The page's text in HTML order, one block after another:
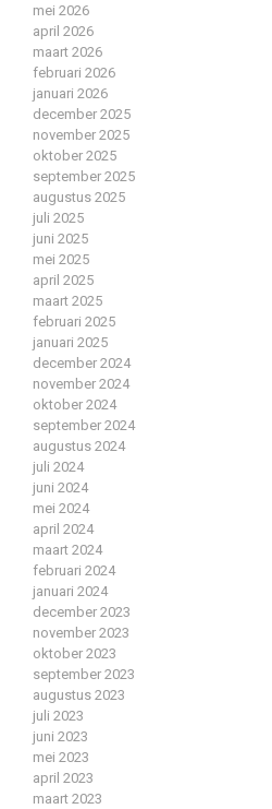
mei 2026
april 2026
maart 2026
februari 2026
januari 2026
december 2025
november 2025
oktober 2025
september 2025
augustus 2025
juli 2025
juni 2025
mei 2025
april 2025
maart 2025
februari 2025
januari 2025
december 2024
november 2024
oktober 2024
september 2024
augustus 2024
juli 2024
juni 2024
mei 2024
april 2024
maart 2024
februari 2024
januari 2024
december 2023
november 2023
oktober 2023
september 2023
augustus 2023
juli 2023
juni 2023
mei 2023
april 2023
maart 2023